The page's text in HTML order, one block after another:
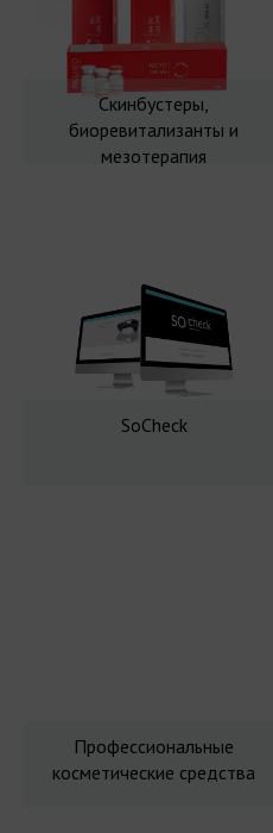
Скинбустеры,
биоревитализанты и
мезотерапия
SoCheck
Профессиональные
косметические средства